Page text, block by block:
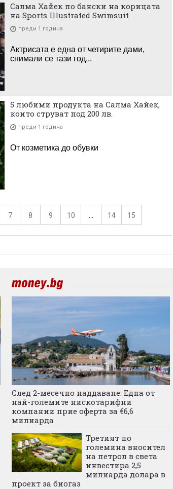
Салма Хайек по бански на корицата
на Sports Illustrated Swimsuit
преди 1 година
Актрисата е една от четирите дами,
снимали се тази год...
5 любими продукта на Салма Хайек,
които струват под 200 лв.
преди 1 година
От козметика до обувки
7 8 9 10 14 15
След 2-месечно наддаване: Една от
най-големите нискотарифни
компании прие оферта за €6,6
милиарда
Третият по
големина вносител
на петрол в света
инвестира 2,5
милиарда долара в
проект за биогаз